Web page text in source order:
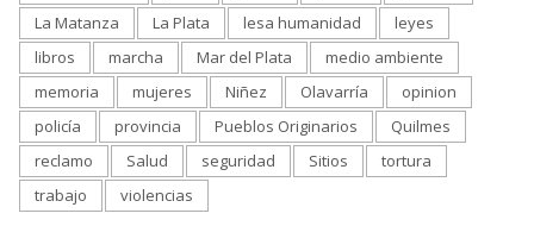
La Matanza
La Plata lesa humanidad
leyes
libros
marcha Mar del Plata
medio ambiente
memoria
mujeres Niñez Olavarría
opinion
policía
provincia Pueblos Originarios
Quilmes
reclamo
Salud seguridad Sitios
tortura
trabajo
violencias